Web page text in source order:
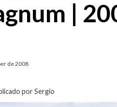
|
de 2008
por Sergio